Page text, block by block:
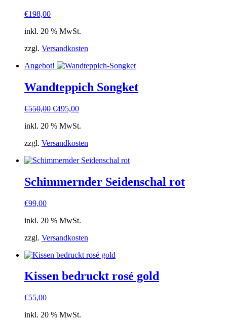
€198,00
inkl. 20 % MwSt.
zzgl. Versandkosten
Angebot!
Wandteppich Songket
€550,00 Ursprünglicher
war:
€495,00Aktueller
ist:
inkl. 20 % MwSt.
zzgl. Versandkosten
Schimmernder Seidenschal rot
€99,00
inkl. 20 % MwSt.
zzgl. Versandkosten
Kissen bedruckt rosé gold
€55,00
inkl. 20 % MwSt.